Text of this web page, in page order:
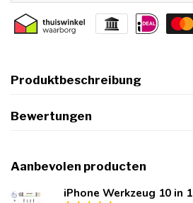
Produktbeschreibung
Bewertungen
Aanbevolen producten
iPhone Werkzeug 10 in 1